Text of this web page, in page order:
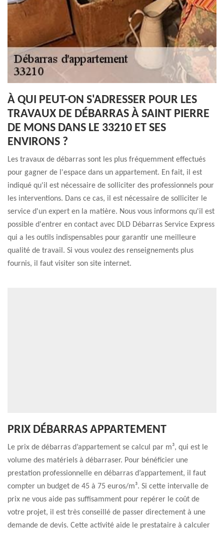
À QUI PEUT-ON S'ADRESSER POUR LES
TRAVAUX DE DÉBARRAS À SAINT PIERRE
DE MONS DANS LE 33210 ET SES
ENVIRONS ?
Les travaux de débarras sont les plus fréquemment effectués
pour gagner de l'espace dans un appartement. En fait, il est
indiqué qu'il est nécessaire de solliciter des professionnels pour
les interventions. Dans ce cas, il est nécessaire de solliciter le
service d'un expert en la matière. Nous vous informons qu'il est
possible d'entrer en contact avec DLD Débarras Service Express
qui a les outils indispensables pour garantir une meilleure
qualité de travail. Si vous voulez des renseignements plus
fournis, il faut visiter son site internet.
PRIX DÉBARRAS APPARTEMENT
Le prix de débarras d’appartement se calcul par m³, qui est le
volume des matériels à débarraser. Pour bénéficier une
prestation professionnelle en débarras d’appartement, il faut
compter un budget de 45 à 75 euros/m³. Si cette intervalle de
prix ne vous aide pas suffisamment pour repérer le coût de
votre projet, il est très conseillé de passer directement à une
demande de devis. Cette activité aide le prestataire à calculer